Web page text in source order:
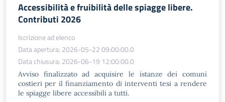
Accessibilità e fruibilità delle spiagge libere.
Contributi 2026
Iscrizione ad elenco
Data apertura: 2026-05-22 09:00:00.0
Data chiusura: 2026-06-19 12:00:00.0
Avviso finalizzato ad acquisire le istanze dei comuni
costieri per il finanziamento di interventi tesi a rendere
le spiagge libere accessibili a tutti.